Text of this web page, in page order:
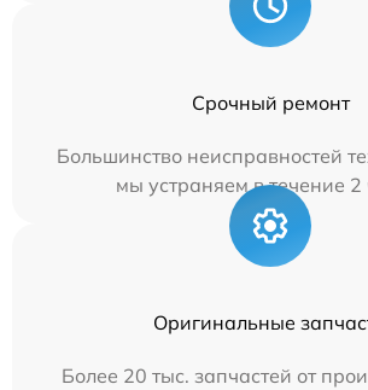
Срочный ремонт
Большинство неисправностей
мы устраняем в течение 2
Оригинальные
Более 20 тыс. запчастей от